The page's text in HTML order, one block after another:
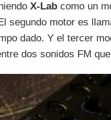
X-Lab como un
segundo motor es
dado. Y el tercer
dos sonidos FM